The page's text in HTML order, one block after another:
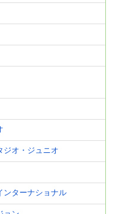
ジオ・ジュニオ
ンターナショナル